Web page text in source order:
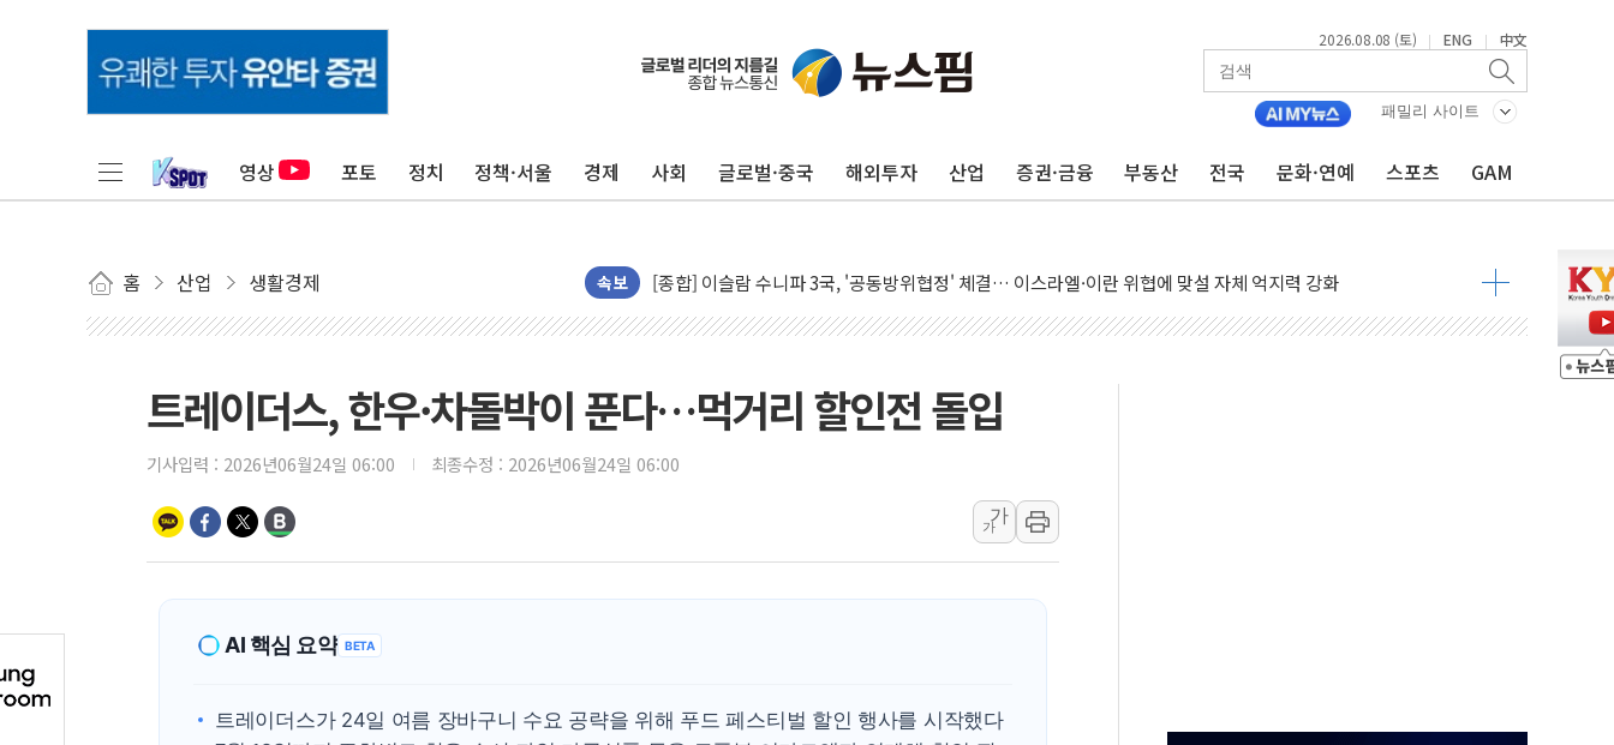
2026.08.08 (토) | ENG | 中文
패밀리 사이트
영상 포토 정치 정책·서울 경제 사회 글로벌·중국 해외투자 산업 증권·금융 부동산 전국 문화·연예 스포츠 GAM
홈 산업 생활경제 속보
유럽증시, 美 고용 예상 밖 부진에 연준 금리 인상 가능성 낮아지며 상승… STOXX 600 지수는 나흘 연속 최고치
트럼프, 백신·자폐증 행정명령 검토…"이르면 다음 주"
美 항소법원, 백악관 무도회장 공사 중단 명령…트럼프 제동
美 고용 쇼크에 엔화 장중 급등…시장은 "또 개입했나" 촉각
[AI MY 뉴스] 뉴욕 반도체주 프리뷰...美 고용 쇼크에 반도체주 '활짝'
뉴욕증시 프리뷰, 美 고용 쇼크에 금리 인상 우려 후퇴…나스닥 선물 1%대 상승
[종합] 美 7월 고용 2만3000명 감소 '쇼크'…9월 금리 인상 기대 후퇴
[사진] 이슬람 수니파 3개국, 공동방위협정 체결
보훈부, 미 DPAA와 MOU… "6·25 미군 실종자 7359명 끝까지 찾겠다"
李 "해남 태양광, 대한민국 다음 100년 밑거름…수도권 집중 완화 전환점"
트레이더스, 한우·차돌박이 푼다…먹거리 할인전 돌입
기사입력 : 2026년06월24일 06:00 최종수정 : 2026년06월24일 06:00
가
가
AI 핵심 요약 BETA
트레이더스가 24일 여름 장바구니 수요 공략을 위해 푸드 페스티벌 할인 행사를 시작했다